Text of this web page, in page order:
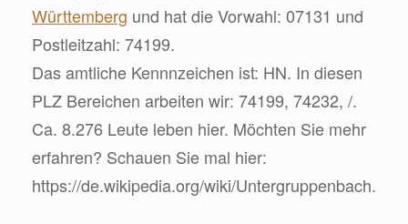
Württemberg und hat die Vorwahl: 07131 und
Postleitzahl: 74199.
Das amtliche Kennnzeichen ist: HN. In diesen
PLZ Bereichen arbeiten wir: 74199, 74232, /.
Ca. 8.276 Leute leben hier. Möchten Sie mehr
erfahren? Schauen Sie mal hier:
https://de.wikipedia.org/wiki/Untergruppenbach.